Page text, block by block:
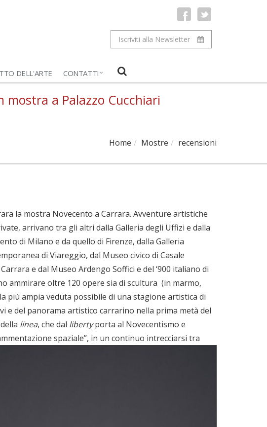
Iscriviti alla Newsletter
DELL'ARTE CONTATTI
a Palazzo Cucchiari
Home Mostre recensioni
la mostra Novecento a Carrara. Avventure artistiche
arrivano tra gli altri dalla Galleria degli Uffizi e dalla
di Milano e da quello di Firenze, dalla Galleria
di Viareggio, dal Museo civico di Casale
e dal Museo Ardengo Soffici e del ‘900 italiano di
ammirare oltre 120 opere sia di scultura (in marmo,
più ampia veduta possibile di una stagione artistica di
e del panorama artistico carrarino nella prima metà del
linea, che dal libertyporta al Novecentismo e
spaziale”, in un continuo intrecciarsi tra